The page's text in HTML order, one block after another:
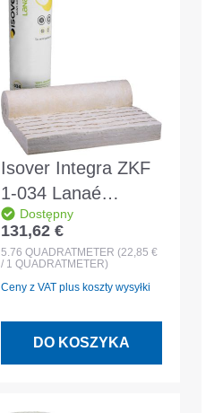
Isover Integra ZKF
1-034 Lanaé
4800x1200x120mm
filc mocujący
między krokwiami
Dostępny
Cena regularna:
131,62 €
5.76 QUADRATMETER (22,85 €
/ 1 QUADRATMETER)
Ceny z VAT plus koszty wysyłki
DO KOSZYKA